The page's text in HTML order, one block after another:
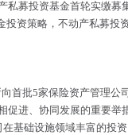
私募投资基金首轮实缴募
投资策略，不动产私募投
首批5家保险资产管理公
促进、协同发展的重要举
基础设施领域丰富的投